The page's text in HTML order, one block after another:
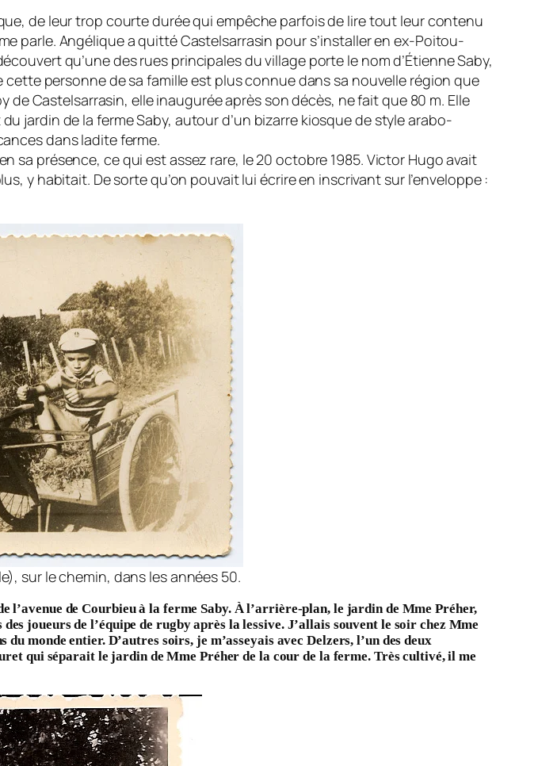
de leur trop cour­te durée qui empêche parfois de lire tout leur contenu
parle. Angélique a quitté Castelsarrasin pour s’installer en ex-Poitou-
qu’une des rues principales du village porte le nom d’Étienne Saby,
personne de sa famille est plus connue dans sa nouvelle région que
Castelsarrasin, elle inaugurée après son décès, ne fait que 80 m. Elle
jardin de la ferme Saby, autour d’un bizarre kiosque de style arabo-
dans ladite ferme.
sa présen­ce, ce qui est assez rare, le 20 octobre 1985. Victor Hugo avait
y habitait. De sorte qu’on pouvait lui écrire en inscrivant sur l’enveloppe :
sur le chemin, dans les années 50.
de Courbieu à la ferme Saby. À l’arrière-plan, le jardin de Mme Préher,
joueurs de l’équipe de rugby après la lessive. J’allais souvent le soir chez Mme
monde entier. D’autres soirs, je m’asseyais avec Delzers, l’un des deux
qui séparait le jardin de Mme Préher de la cour de la ferme. Très cultivé, il me